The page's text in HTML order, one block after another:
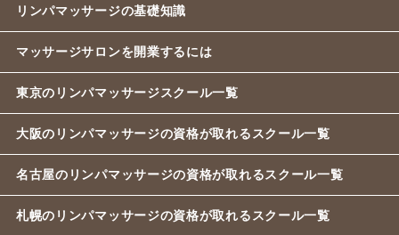
リンパマッサージの基礎知識
マッサージサロンを開業するには
東京のリンパマッサージスクール一覧
大阪のリンパマッサージの資格が取れるスクール一覧
名古屋のリンパマッサージの資格が取れるスクール一覧
札幌のリンパマッサージの資格が取れるスクール一覧